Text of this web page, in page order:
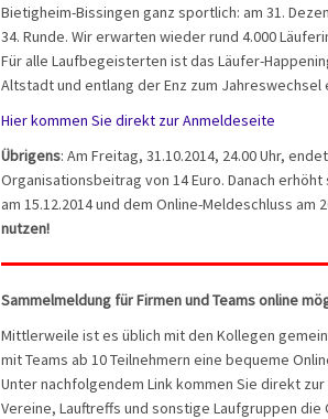
Bietigheim-Bissingen ganz sportlich: am 31.
34. Runde. Wir erwarten wieder rund 4.000
Für alle Laufbegeisterten ist das Läufer-
Altstadt und entlang der Enz zum Jahreswechsel
Hier kommen Sie direkt zur Anmeldeseite
Übrigens: Am Freitag, 31.10.2014, 24.00 Uhr,
Organisationsbeitrag von 14 Euro. Danach
am 15.12.2014 und dem Online-Meldeschluss am
nutzen!
Sammelmeldung für Firmen und Teams online
Mittlerweile ist es üblich mit den Kollegen
mit Teams ab 10 Teilnehmern eine bequeme
Unter nachfolgendem Link kommen Sie direkt
Vereine, Lauftreffs und sonstige Laufgruppen